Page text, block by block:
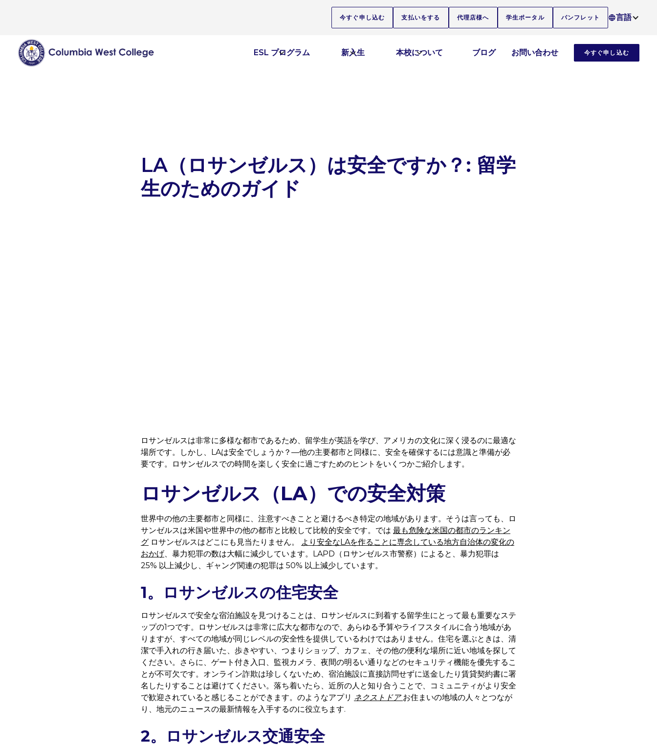
今すぐ申し込む 支払いをする 代理店様へ 学生ポータル パンフレット 言語
ESL プログラム 新入生 本校について ブログ お問い合わせ 今すぐ申し込む
LA（ロサンゼルス）は安全ですか？: 留学
生のためのガイド
ロサンゼルスは非常に多様な都市であるため、留学生が英語を学び、アメリカの文化に深く浸るのに最適な
場所です。しかし、LAは安全でしょうか？—他の主要都市と同様に、安全を確保するには意識と準備が必
要です。ロサンゼルスでの時間を楽しく安全に過ごすためのヒントをいくつかご紹介します。
ロサンゼルス（LA）での安全対策
世界中の他の主要都市と同様に、注意すべきことと避けるべき特定の地域があります。そうは言っても、ロ
サンゼルスは米国や世界中の他の都市と比較して比較的安全です。では 最も危険な米国の都市のランキン
グ ロサンゼルスはどこにも見当たりません。
より安全なLAを作ることに専念している地方自治体の変化の
おかげ 、暴力犯罪の数は大幅に減少しています。LAPD（ロサンゼルス市警察）によると、暴力犯罪は
25% 以上減少し、ギャング関連の犯罪は 50% 以上減少しています。
1。ロサンゼルスの住宅安全
ロサンゼルスで安全な宿泊施設を見つけることは、ロサンゼルスに到着する留学生にとって最も重要なステ
ップの1つです。ロサンゼルスは非常に広大な都市なので、あらゆる予算やライフスタイルに合う地域があ
りますが、すべての地域が同じレベルの安全性を提供しているわけではありません。住宅を選ぶときは、清
潔で手入れの行き届いた、歩きやすい、つまりショップ、カフェ、その他の便利な場所に近い地域を探して
ください。さらに、ゲート付き入口、監視カメラ、夜間の明るい通りなどのセキュリティ機能を優先するこ
とが不可欠です。オンライン詐欺は珍しくないため、宿泊施設に直接訪問せずに送金したり賃貸契約書に署
名したりすることは避けてください。落ち着いたら、近所の人と知り合うことで、コミュニティがより安全
で歓迎されていると感じることができます。のようなアプリ ネクストドア お住まいの地域の人々とつなが
り、地元のニュースの最新情報を入手するのに役立ちます.
2。ロサンゼルス交通安全